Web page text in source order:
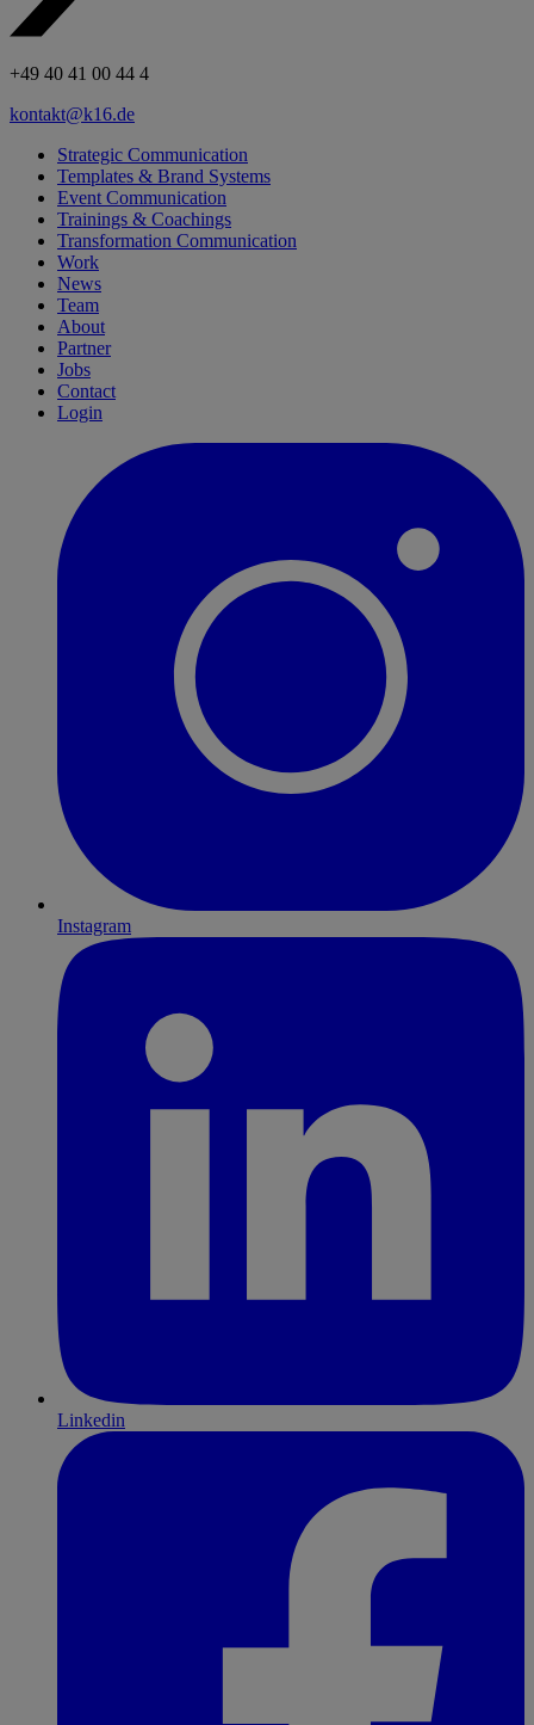
+49 40 41 00 44 4
kontakt@k16.de
Strategic Communication
Templates & Brand Systems
Event Communication
Trainings & Coachings
Transformation Communication
Work
News
Team
About
Partner
Jobs
Contact
Login
Instagram
Linkedin